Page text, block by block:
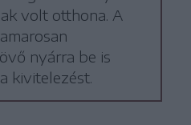
volt otthona. A
nyárra be is
kivitelezést.